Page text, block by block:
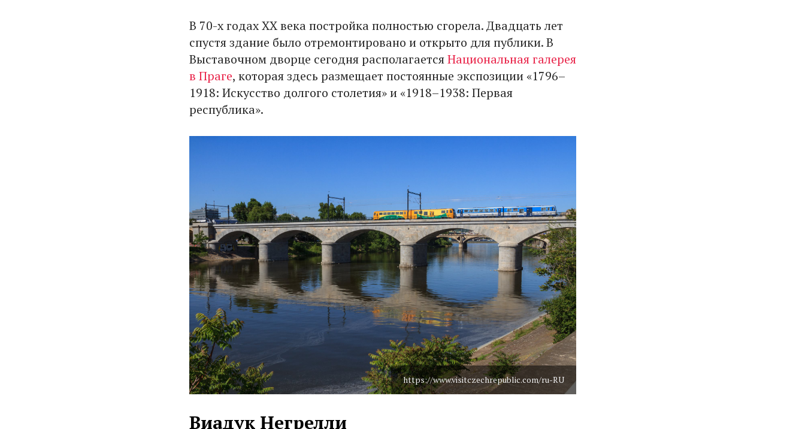
В 70-х годах XX века постройка полностью сгорела. Двадцать лет
спустя здание было отремонтировано и открыто для публики. В
Выставочном дворце сегодня располагаетсяНациональная галерея
в Праге, которая здесь размещает постоянные экспозиции «1796–
1918: Искусство долгого столетия» и «1918–1938: Первая
республика».
https://www.visitczechrepublic.com/ru-RU
Виадук Негрелли